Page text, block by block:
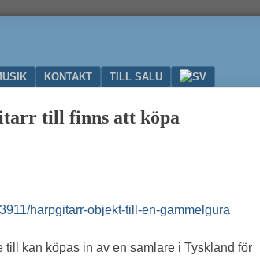
KONTAKT TILL SALU
till finns att köpa
harpgitarr-objekt-till-en-gammelgura
kan köpas in av en samlare i Tyskland för